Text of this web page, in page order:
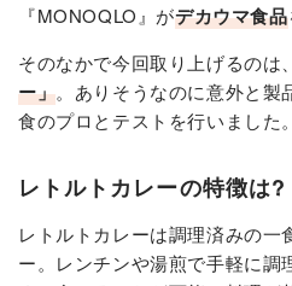
『MONOQLO』がデカウマ食品
そのなかで今回取り上げるのは
ー」。ありそうなのに意外と製
食のプロとテストを行いました。
レトルトカレーの特徴は?
レトルトカレーは調理済みの一
ー。レンチンや湯煎で手軽に調